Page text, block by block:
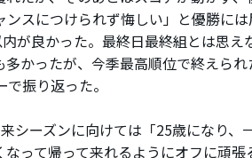
ンスにつけられず悔しい」と優勝に
が良かった。最終日最終組とは思え
かったが、今季最高順位で終えら
振り返った。
シーズンに向けては「25歳になり、
って帰って来れるようにオフに頑張